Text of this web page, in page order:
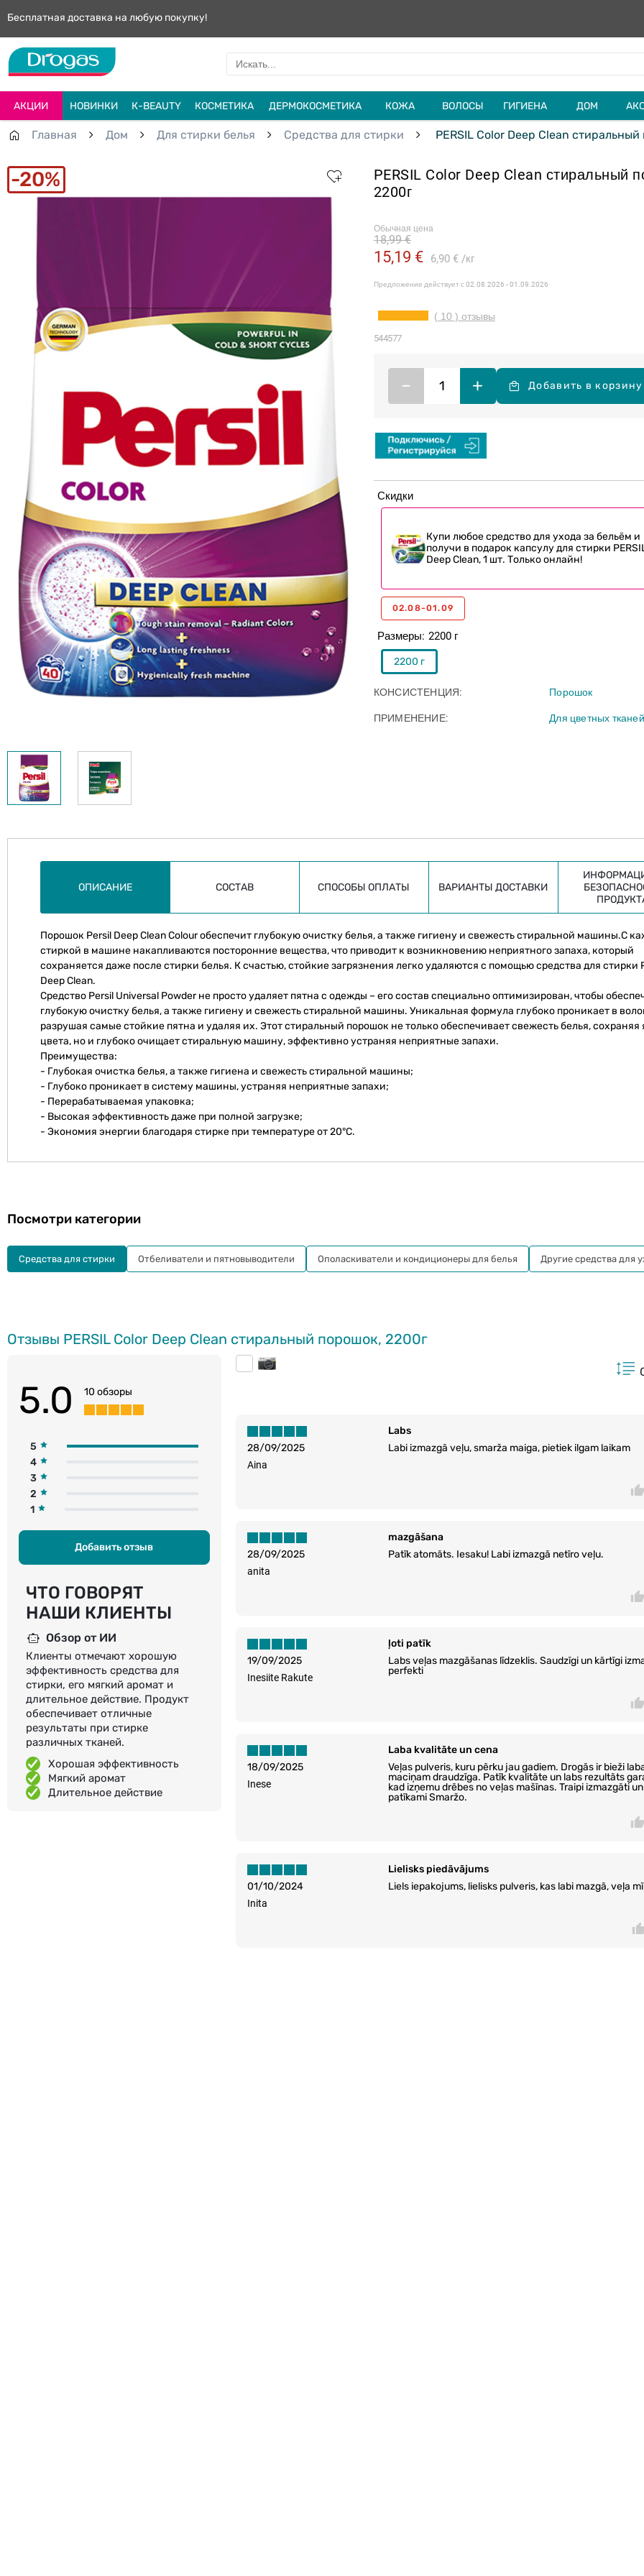
Бесплатная доставка на любую покупку!
АКЦИИ НОВИНКИ К-BEAUTY КОСМЕТИКА ДЕРМОКОСМЕТИКА КОЖА ВОЛОСЫ ГИГИЕНА ДОМ
Главная Дом Для стирки белья Средства для стирки PERSIL Color Deep Clean
20%
PERSIL Color Deep Clean стиральный
2200г
Обычная цена
15,19 € 6,90 € кг
18,99 €
Предложение действует с02.08.2026 - 01.09.2026
( 10 ) отзывы
544577
Размеры 2200 г
2200 г
– + Добавить в корзину
Скидки
Купи любое средство для ухода за бельём и
получи в подарок капсулу для стирки
Deep Clean, 1 шт. Только онлайн!
02.08-01.09
КОНСИСТЕНЦИЯ Порошок
ПРИМЕНЕНИЕ Для цветных тканей
ОПИСАНИЕ СОСТАВ СПОСОБЫ ОПЛАТЫ ВАРИАНТЫ ДОСТАВКИ
Порошок Persil Deep Clean Colour обеспечит глубокую очистку белья, а также гигиену и свежесть стиральной машины.С
стиркой в машине накапливаются посторонние вещества, что приводит к возникновению неприятного запаха, который
сохраняется даже после стирки белья. К счастью, стойкие загрязнения легко удаляются с помощью средства для стирки
Deep Clean.
Средство Persil Universal Powder не просто удаляет пятна с одежды – его состав специально оптимизирован, чтобы
глубокую очистку белья, а также гигиену и свежесть стиральной машины. Уникальная формула глубоко проникает в
разрушая самые стойкие пятна и удаляя их. Этот стиральный порошок не только обеспечивает свежесть белья, сохраняя
цвета, но и глубоко очищает стиральную машину, эффективно устраняя неприятные запахи.
Преимущества:
- Глубокая очистка белья, а также гигиена и свежесть стиральной машины;
- Глубоко проникает в систему машины, устраняя неприятные запахи;
- Перерабатываемая упаковка;
- Высокая эффективность даже при полной загрузке;
- Экономия энергии благодаря стирке при температуре от 20°C.
Отзывы PERSIL Color Deep Clean стиральный порошок, 2200г
5.0 10 обзоры
5
4
3
2
1
Добавить отзыв
ЧТО ГОВОРЯТ
НАШИ КЛИЕНТЫ
Обзор от ИИ
Клиенты отмечают хорошую
эффективность средства для
стирки, его мягкий аромат и
длительное действие. Продукт
обеспечивает отличные
результаты при стирке
различных тканей.
Хорошая эффективность
Мягкий аромат
Длительное действие
28/09/2025
Labs
Labi izmazgā veļu, smarža maiga, pietiek ilgam laikam
Aina
28/09/2025
mazgāšana
Patīk atomāts. Iesaku! Labi izmazgā netīro veļu.
anita
19/09/2025
ļoti patīk
Labs veļas mazgāšanas līdzeklis. Saudzīgi un kārtīgi
perfekti
Inesiite Rakute
18/09/2025
Laba kvalitāte un cena
Veļas pulveris, kuru pērku jau gadiem. Drogās ir bieži
maciņam draudzīga. Patīk kvalitāte un labs rezultāts
kad izņemu drēbes no veļas mašīnas. Traipi izmazgāti
patīkami Smaržo.
Inese
01/10/2024
Lielisks piedāvājums
Liels iepakojums, lielisks pulveris, kas labi mazgā, veļa
Inita
Посмотри категории
Средства для стирки Отбеливатели и пятновыводители Ополаскиватели и кондиционеры для белья Другие cредства для